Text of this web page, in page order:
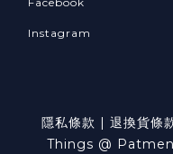
Instagram
隱私條款 | 退換貨條
Things @